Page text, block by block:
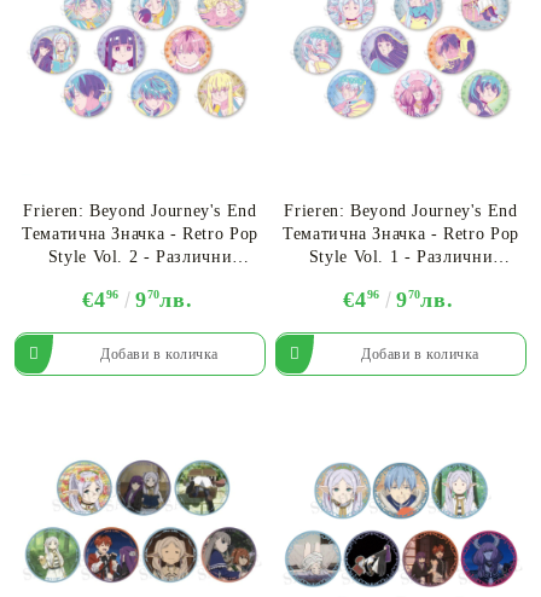
Frieren: Beyond Journey's End
Тематична Значка - Retro Pop
Style Vol. 2 - Различни
€496 970лв.
Frieren: Beyond Journey's End
Тематична Значка - Retro Pop
Style Vol. 1 - Различни
€496 970лв.